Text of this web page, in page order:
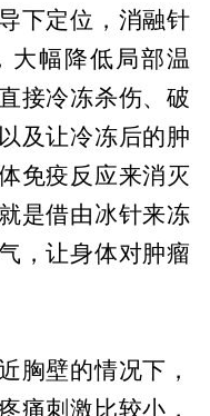
定位，消融针
大幅降低局部温
接冷冻杀伤、破
及让冷冻后的肿
免疫反应来消灭
是借由冰针来冻
，让身体对肿瘤
壁的情况下，
痛刺激比较小，